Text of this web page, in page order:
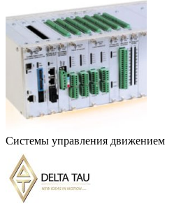
Системы управления движением